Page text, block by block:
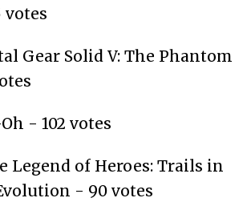
votes
Gear Solid V: The Phantom
- 102 votes
Legend of Heroes: Trails in
- 90 votes